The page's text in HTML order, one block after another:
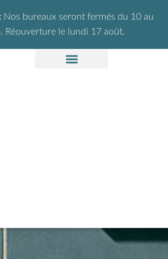
Nos bureaux seront fermés du 10 au
Réouverture le lundi 17 août.